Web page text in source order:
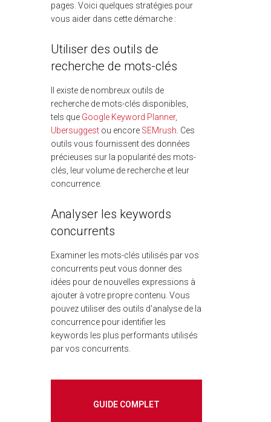
pages. Voici quelques stratégies pour
vous aider dans cette démarche :
Utiliser des outils de
recherche de mots-clés
Il existe de nombreux outils de
recherche de mots-clés disponibles,
tels que Google Keyword Planner,
Ubersuggest ou encore SEMrush . Ces
outils vous fournissent des données
précieuses sur la popularité des mots-
clés, leur volume de recherche et leur
concurrence.
Analyser les keywords
concurrents
Examiner les mots-clés utilisés par vos
concurrents peut vous donner des
idées pour de nouvelles expressions à
ajouter à votre propre contenu. Vous
pouvez utiliser des outils d'analyse de la
concurrence pour identifier les
keywords les plus performants utilisés
par vos concurrents.
GUIDE COMPLET